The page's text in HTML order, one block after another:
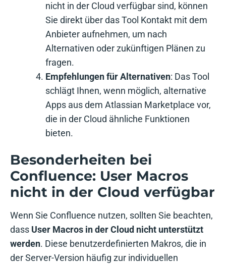
nicht in der Cloud verfügbar sind, können
Sie direkt über das Tool Kontakt mit dem
Anbieter aufnehmen, um nach
Alternativen oder zukünftigen Plänen zu
fragen.
Empfehlungen für Alternativen: Das Tool
schlägt Ihnen, wenn möglich, alternative
Apps aus dem Atlassian Marketplace vor,
die in der Cloud ähnliche Funktionen
bieten.
Besonderheiten bei
Confluence: User Macros
nicht in der Cloud verfügbar
Wenn Sie Confluence nutzen, sollten Sie beachten,
dass User Macros in der Cloud nicht unterstützt
werden. Diese benutzerdefinierten Makros, die in
der Server-Version häufig zur individuellen